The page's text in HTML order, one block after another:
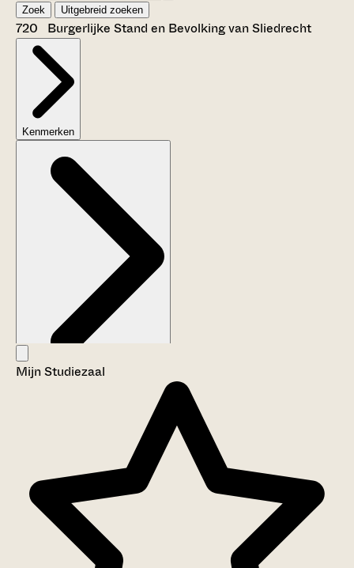
Zoek Uitgebreid zoeken
720 Burgerlijke Stand en Bevolking van Sliedrecht
Kenmerken
Aanwijzingen voor de gebruiker
Mijn Studiezaal